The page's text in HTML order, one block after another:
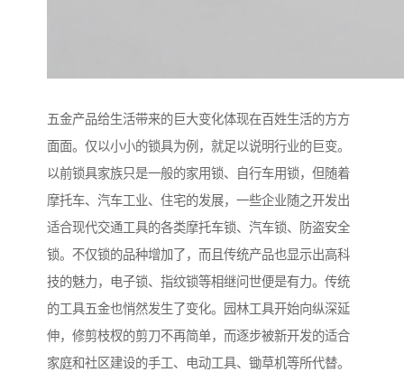
五金产品给生活带来的巨大变化体现在百姓生活的方方
面面。仅以小小的锁具为例，就足以说明行业的巨变。
以前锁具家族只是一般的家用锁、自行车用锁，但随着
摩托车、汽车工业、住宅的发展，一些企业随之开发出
适合现代交通工具的各类摩托车锁、汽车锁、防盗安全
锁。不仅锁的品种增加了，而且传统产品也显示出高科
技的魅力，电子锁、指纹锁等相继问世便是有力。传统
的工具五金也悄然发生了变化。园林工具开始向纵深延
伸，修剪枝杈的剪刀不再简单，而逐步被新开发的适合
家庭和社区建设的手工、电动工具、锄草机等所代替。